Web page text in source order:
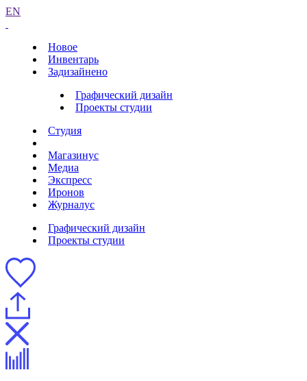
EN
Новое
Инвентарь
Задизайнено
Графический дизайн
Проекты студии
Студия
Магазинус
Медиа
Экспресс
Иронов
Журналус
Графический дизайн
Проекты студии